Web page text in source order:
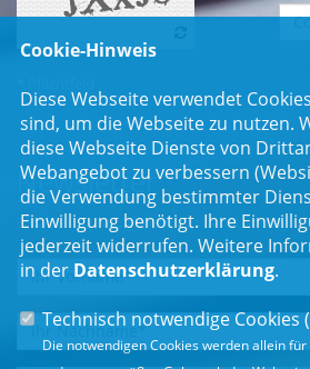
Newsletter
Erhalten Sie Neuigkeiten aus dem Landtag
Cookie-Hinweis
Diese Webseite verwendet
sind, um die Webseite zu nutzen.
diese Webseite Dienste von
Webangebot zu verbessern
die Verwendung bestimmter
Einwilligung benötigt. Ihre
jederzeit widerrufen. Weitere
in der Datenschutzerklärung.
Technisch notwendige Cookies (
Die notwendigen Cookies werden allein für